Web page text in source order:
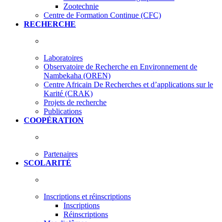
Zootechnie
Centre de Formation Continue (CFC)
RECHERCHE
Laboratoires
Observatoire de Recherche en Environnement de
Nambekaha (OREN)
Centre Africain De Recherches et d’applications sur le
Karité (CRAK)
Projets de recherche
Publications
COOPÉRATION
Partenaires
SCOLARITÉ
Inscriptions et réinscriptions
Inscriptions
Réinscriptions